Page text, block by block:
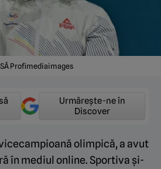
Profimediaimages
Urmărește-ne în
Discover
olimpică, a avut
în mediul online. Sportiva și-